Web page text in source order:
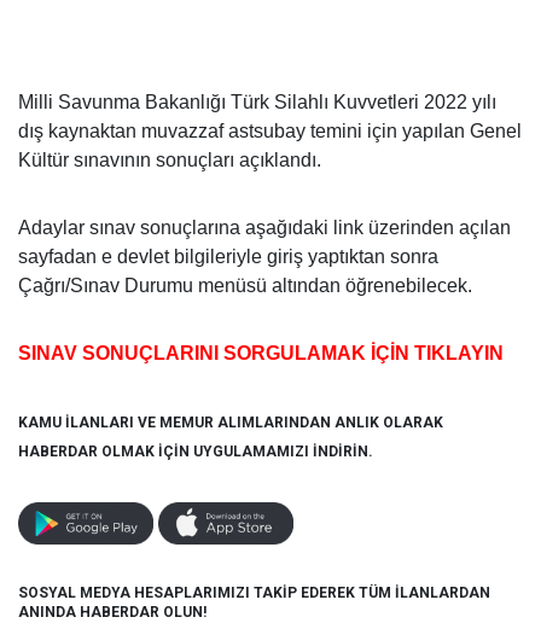
Milli Savunma Bakanlığı Türk Silahlı Kuvvetleri 2022 yılı
dış kaynaktan muvazzaf astsubay temini için yapılan Genel
Kültür sınavının sonuçları açıklandı.
Adaylar sınav sonuçlarına aşağıdaki link üzerinden açılan
sayfadan e devlet bilgileriyle giriş yaptıktan sonra
Çağrı/Sınav Durumu menüsü altından öğrenebilecek.
SINAV SONUÇLARINI SORGULAMAK İÇİN TIKLAYIN
KAMU İLANLARI VE MEMUR ALIMLARINDAN ANLIK OLARAK
HABERDAR OLMAK İÇİN UYGULAMAMIZI İNDİRİN.
SOSYAL MEDYA HESAPLARIMIZI TAKİP EDEREK TÜM İLANLARDAN
ANINDA HABERDAR OLUN!